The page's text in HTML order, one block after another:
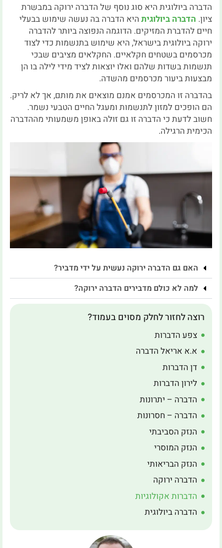
הדברה ביולוגית היא סוג נוסף של הדברה ירוקה במבשרת
ציון. הדברה ביולוגית היא הדברה בה נעשה שימוש בבעלי
חיים להדברת המזיקים. הדוגמה הנפוצה ביותר להדברה
ירוקה ביולוגית בישראל, היא שימוש בתנשמות כדי לצוד
מכרסמים בשטחים חקלאיים. החקלאים מציבים שבכי
תנשמות בשדות שלהם ואלו יוצאות לציד מידי לילה בו הן
מבצעות ביעור מכרסמים מהשדה.
בהדברה זו המכרסמים אמנם מוצאים את מותם, אך לא לריק.
הם הופכים למזון לתנשמות ומעגל החיים הטבעי נשמר.
חשוב לדעת כי הדברה זו גם זולה באופן משמעותי מההדברה
הכימית הרגילה.
האם גם הדברה ירוקה נעשית על ידי מדביר?
למה לא כולם מדבירים הדברה ירוקה?
רוצה לחזור לחלק מסוים בעמוד?
צפע הדברות
א.א אריאל הדברה
דן הדברות
לירון הדברות
הדברה – יתרונות
הדברה – חסרונות
הנזק הסביבתי
הנזק המוסרי
הנזק הבריאותי
הדברה ירוקה
הדברות אקולוגיות
הדברה ביולוגית